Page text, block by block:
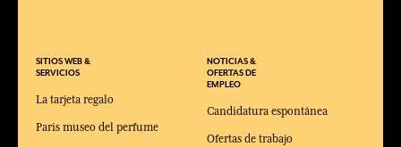
SITIOS WEB &
SERVICIOS
La tarjeta regalo
Paris museo del perfume
NOTICIAS &
OFERTAS DE
EMPLEO
Candidatura espontánea
Ofertas de trabajo